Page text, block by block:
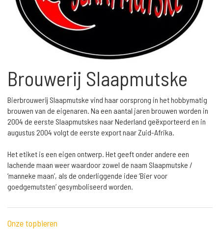
Brouwerij Slaapmutske
Bierbrouwerij Slaapmutske vind haar oorsprong in het hobbymatig
brouwen van de eigenaren. Na een aantal jaren brouwen worden in
2004 de eerste Slaapmutskes naar Nederland geëxporteerd en in
augustus 2004 volgt de eerste export naar Zuid-Afrika.
Het etiket is een eigen ontwerp. Het geeft onder andere een
lachende maan weer waardoor zowel de naam Slaapmutske /
‘manneke maan’, als de onderliggende idee ‘Bier voor
goedgemutsten’ gesymboliseerd worden.
Onze topbieren